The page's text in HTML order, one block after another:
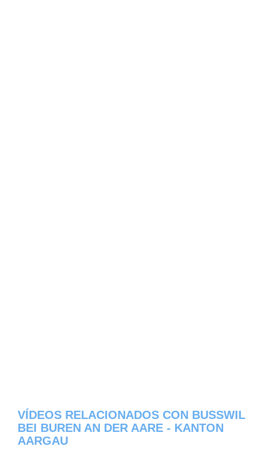
VÍDEOS RELACIONADOS CON BUSSWIL
BEI BUREN AN DER AARE - KANTON
AARGAU